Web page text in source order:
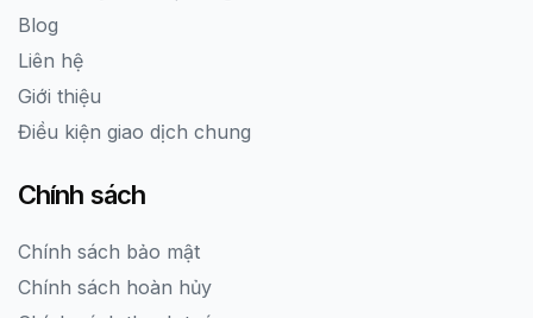
Blog
Liên hệ
Giới thiệu
Điều kiện giao dịch chung
Chính sách
Chính sách bảo mật
Chính sách hoàn hủy